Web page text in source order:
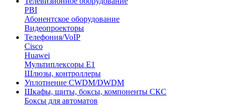
PBI
Абонентское оборудование
Видеопроекторы
Телефония/VoIP
Cisco
Huawei
Мультиплексоры E1
Шлюзы, контроллеры
Уплотнение CWDM/DWDM
Шкафы, щиты, боксы, компоненты СКС
Боксы для автоматов